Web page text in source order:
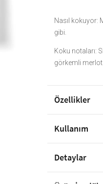
Nasıl kokuyor:
gibi.
Koku notaları:
görkemli merlot.
Özellikler
Kullanım
Detaylar